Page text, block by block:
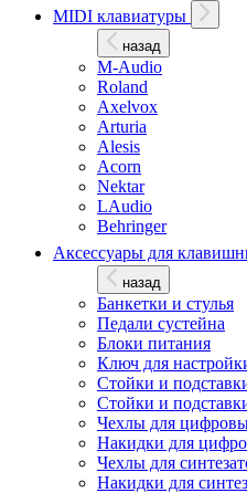
MIDI клавиатуры
назад
M-Audio
Roland
Axelvox
Arturia
Alesis
Acorn
Nektar
LAudio
Behringer
Аксессуары для
назад
Банкетки и стулья
Педали сустейна
Блоки питания
Ключ для
Стойки и
Стойки и
Чехлы для
Накидки для
Чехлы для
Накидки для